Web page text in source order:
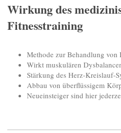
Wirkung des
Fitnesstraining
Methode zur Behandlung von
Wirkt muskulären
Stärkung des Herz-Kreislauf-
Abbau von überflüssigem
Neueinsteiger sind hier